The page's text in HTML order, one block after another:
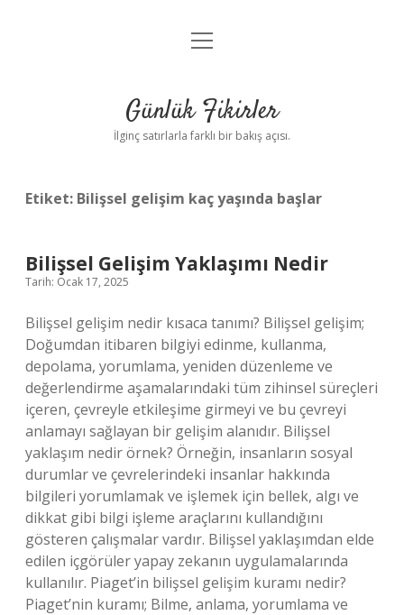
Anasayfa
Yasal Uyarı
menüyü
Günlük Fikirler
İlginç satırlarla farklı bir bakış açısı.
Etiket: Bilişsel gelişim kaç yaşında başlar
Bilişsel Gelişim Yaklaşımı Nedir
Tarih: Ocak 17, 2025
Bilişsel gelişim nedir kısaca tanımı? Bilişsel gelişim;
Doğumdan itibaren bilgiyi edinme, kullanma,
depolama, yorumlama, yeniden düzenleme ve
değerlendirme aşamalarındaki tüm zihinsel süreçleri
içeren, çevreyle etkileşime girmeyi ve bu çevreyi
anlamayı sağlayan bir gelişim alanıdır. Bilişsel
yaklaşım nedir örnek? Örneğin, insanların sosyal
durumlar ve çevrelerindeki insanlar hakkında
bilgileri yorumlamak ve işlemek için bellek, algı ve
dikkat gibi bilgi işleme araçlarını kullandığını
gösteren çalışmalar vardır. Bilişsel yaklaşımdan elde
edilen içgörüler yapay zekanın uygulamalarında
kullanılır. Piaget’in bilişsel gelişim kuramı nedir?
Piaget’nin kuramı; Bilme, anlama, yorumlama ve